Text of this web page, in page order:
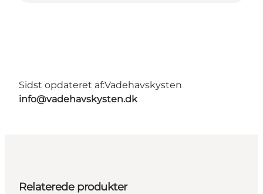
Sidst opdateret af:Vadehavskysten
info@vadehavskysten.dk
Relaterede produkter